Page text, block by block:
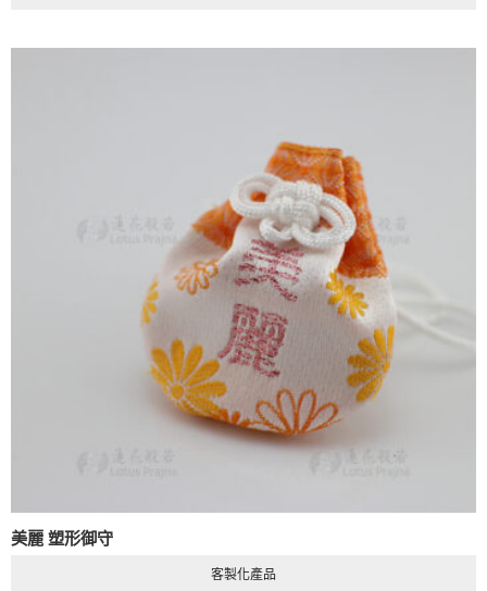
美麗 塑形御守
客製化產品